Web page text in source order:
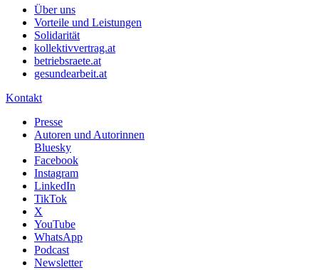
Über uns
Vorteile und Leistungen
Solidarität
kollektivvertrag.at
betriebsraete.at
gesundearbeit.at
Kontakt
Presse
Autoren und Autorinnen
Bluesky
Facebook
Instagram
LinkedIn
TikTok
X
YouTube
WhatsApp
Podcast
Newsletter